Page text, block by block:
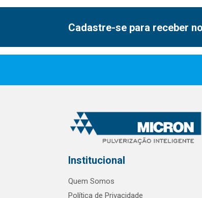
Cadastre-se para receber
Institucional
Quem Somos
Política de Privacidade